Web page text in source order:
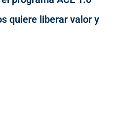
quiere liberar valor y